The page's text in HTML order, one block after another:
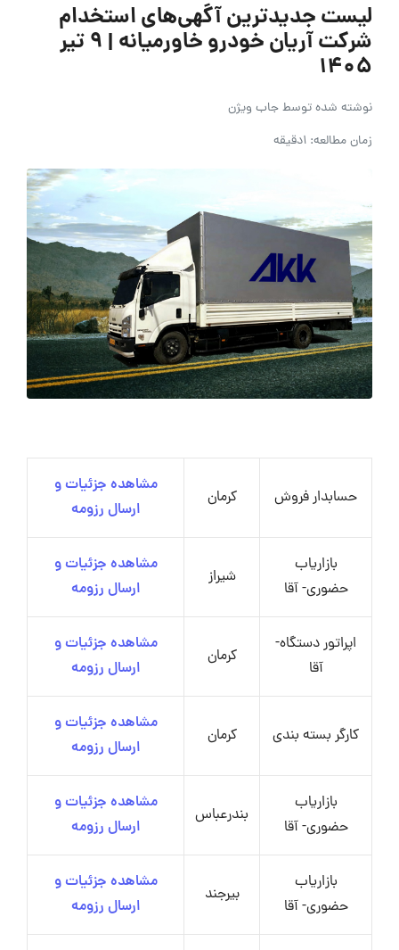
لیست جدیدترین آگهی‌های استخدام
شرکت آریان خودرو خاورمیانه | ۹ تیر
۱۴۰۵
نوشته شده توسطجاب ویژن
زمان مطالعه: 1دقیقه
حسابدار فروش کرمان
مشاهده جزئیات و
ارسال رزومه
بازاریاب
حضوری- آقا
شیراز
مشاهده جزئیات و
ارسال رزومه
اپراتور دستگاه-
آقا
کرمان
مشاهده جزئیات و
ارسال رزومه
کارگر بسته بندی کرمان
مشاهده جزئیات و
ارسال رزومه
بازاریاب
حضوری- آقا
بندرعباس
مشاهده جزئیات و
ارسال رزومه
بازاریاب
حضوری- آقا
بیرجند
مشاهده جزئیات و
ارسال رزومه